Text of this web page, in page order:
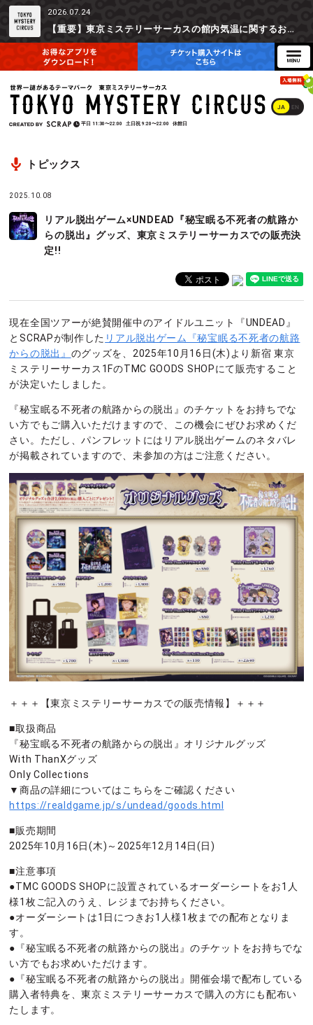
2026.07.24
【重要】東京ミステリーサーカスの館内気温に関するお詫びとご参加辞退時の返金対応について
JA EN
平日 11:30〜22:00 土日祝 9:20〜22:00 休館日
トピックス
2025.10.08
リアル脱出ゲーム×UNDEAD『秘宝眠る不死者の航路か
らの脱出』グッズ、東京ミステリーサーカスでの販売決
定!!
現在全国ツアーが絶賛開催中のアイドルユニット『UNDEAD』
とSCRAPが制作した リアル脱出ゲーム『秘宝眠る不死者の航路
からの脱出』 のグッズを、2025年10月16日(木)より新宿 東京
ミステリーサーカス1FのTMC GOODS SHOPにて販売すること
が決定いたしました。
『秘宝眠る不死者の航路からの脱出』のチケットをお持ちでな
い方でもご購入いただけますので、この機会にぜひお求めくだ
さい。ただし、パンフレットにはリアル脱出ゲームのネタバレ
が掲載されていますので、未参加の方はご注意ください。
＋＋＋【東京ミステリーサーカスでの販売情報】＋＋＋
■取扱商品
『秘宝眠る不死者の航路からの脱出』オリジナルグッズ
With ThanXグッズ
Only Collections
▼商品の詳細についてはこちらをご確認ください
https://realdgame.jp/s/undead/goods.html
■販売期間
2025年10月16日(木)～2025年12月14日(日)
■注意事項
●TMC GOODS SHOPに設置されているオーダーシートをお1人
様1枚ご記入のうえ、レジまでお持ちください。
●オーダーシートは1日につきお1人様1枚までの配布となりま
す。
●『秘宝眠る不死者の航路からの脱出』のチケットをお持ちでな
い方でもお求めいただけます。
●『秘宝眠る不死者の航路からの脱出』開催会場で配布している
購入者特典を、東京ミステリーサーカスで購入の方にも配布い
たします。